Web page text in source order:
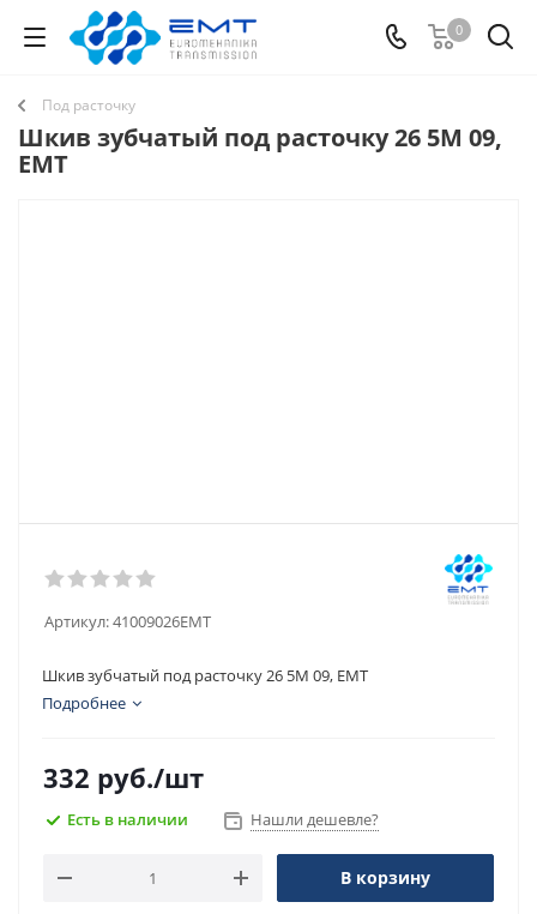
0
Под расточку
Шкив зубчатый под расточку 26 5M 09,
EMT
Артикул:41009026EMT
Шкив зубчатый под расточку 26 5M 09, EMT
Подробнее
332 руб./шт
Есть в наличии Нашли дешевле?
В корзину